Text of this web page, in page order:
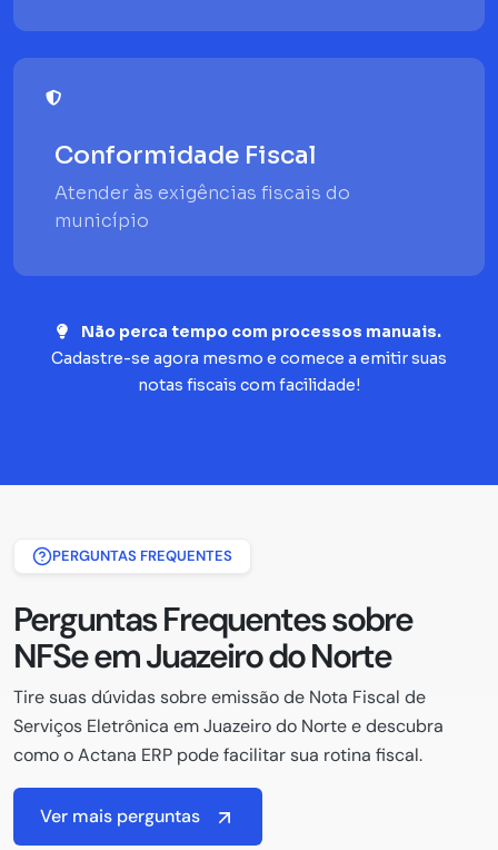
Conformidade Fiscal
Atender às exigências fiscais do
município
Não perca tempo com processos manuais.
Cadastre-se agora mesmo e comece a emitir suas
notas fiscais com facilidade!
PERGUNTAS FREQUENTES
Perguntas Frequentes sobre
NFSe em Juazeiro do Norte
Tire suas dúvidas sobre emissão de Nota Fiscal de
Serviços Eletrônica em Juazeiro do Norte e descubra
como o Actana ERP pode facilitar sua rotina fiscal.
Ver mais perguntas